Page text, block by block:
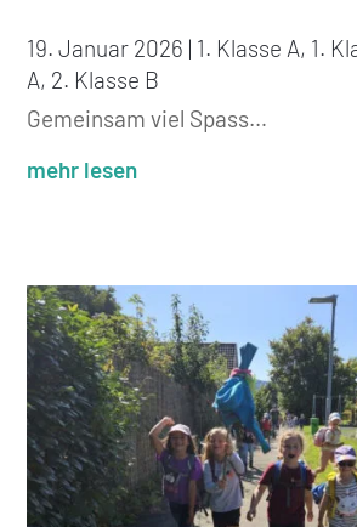
19. Januar 2026 | 1. Klasse A, 1.
A, 2. Klasse B
Gemeinsam viel Spass…
mehr lesen